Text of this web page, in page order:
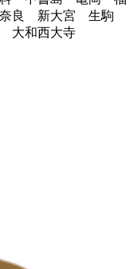
良 新大宮 生駒
和西大寺